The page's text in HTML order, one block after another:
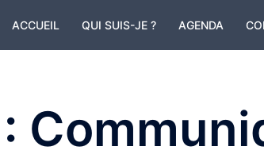
ACCUEIL QUI SUIS-JE ? AGENDA